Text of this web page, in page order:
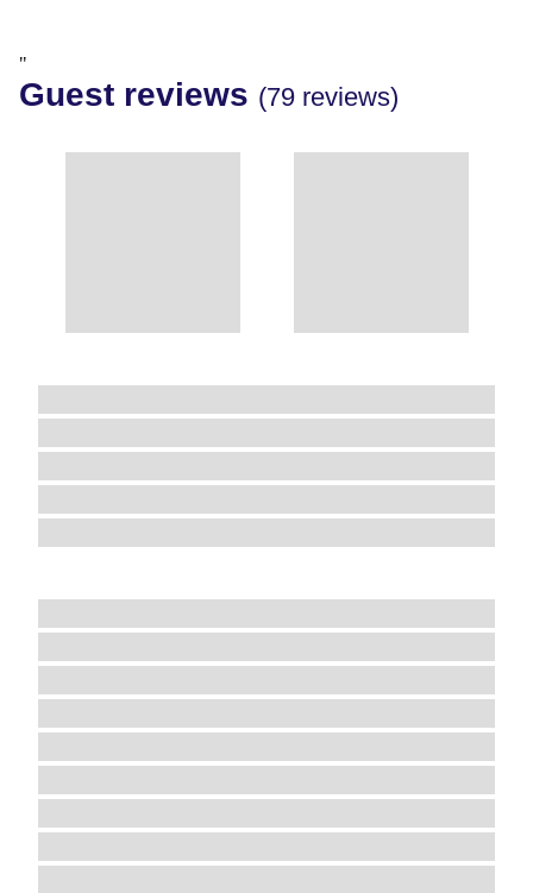
"
Guest reviews (79 reviews)